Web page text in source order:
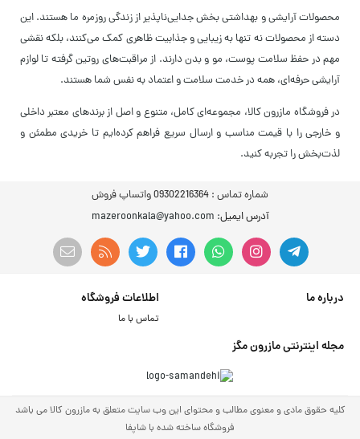
محصولات آرایشی و بهداشتی بخش جدایی‌ناپذیر از زندگی روزمره ما هستند. این
دسته از محصولات نه تنها به زیبایی و جذابیت ظاهری کمک می‌کنند، بلکه نقشی
مهم در حفظ سلامت پوست، مو و بدن دارند. از مراقبت‌های روتین گرفته تا لوازم
آرایشی حرفه‌ای، همه در خدمت سلامت و اعتماد به نفس شما هستند.
در فروشگاه مازرون کالا، مجموعه‌ای کامل، متنوع و اصل از برندهای معتبر داخلی
و خارجی را با قیمت مناسب و ارسال سریع فراهم کرده‌ایم تا خریدی مطمئن و
لذت‌بخش را تجربه کنید.
شماره تماس : 09302216364 واتساپ فروش
آدرس ایمیل: mazeroonkala@yahoo.com
درباره ما اطلاعات فروشگاه
تماس با ما
مجله اینترنتی مازرون مگز
کلیه حقوق مادی و معنوی مطالب و محتوای این وب سایت متعلق به مازرون کالا می باشد
فروشگاه ساخته شده با شاپفا